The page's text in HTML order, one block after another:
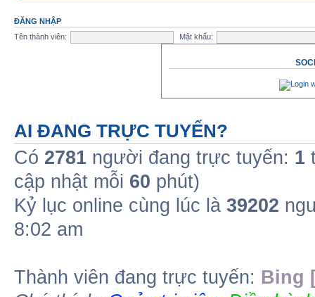
ĐĂNG NHẬP
Tên thành viên:
Mật khẩu:
AI ĐANG TRỰC TUYẾN?
Có 2781 người đang trực tuyến: 1
cập nhật mỗi 60 phút)
Kỷ lục online cùng lúc là 39202
8:02 am
Thành viên đang trực tuyến: Bing